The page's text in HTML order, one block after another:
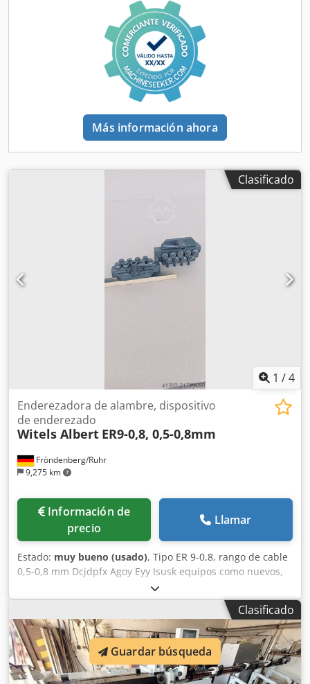
Más información ahora
Clasificado
1 /4
Fröndenberg/Ruhr
9,275 km
Enderezadora de alambre, dispositivo
de enderezado
Witels Albert ER9-0,8, 0,5-0,8mm
Información de
precio
Llamar
Estado: muy bueno (usado), Tipo ER 9-0,8, rango de cable
0,5-0,8 mm Dcjdpfx Agoy Eyy Isusk equipos como nuevos,
Clasificado
Guardar búsqueda